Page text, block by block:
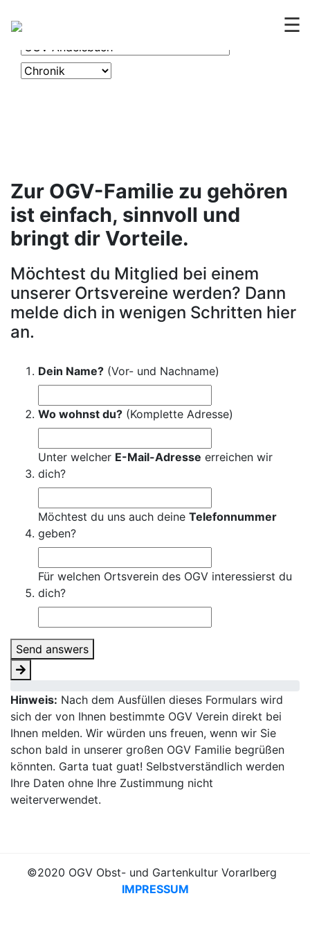
☰
OGV
Zur OGV-Familie zu gehören
ist einfach, sinnvoll und
bringt dir Vorteile.
Möchtest du Mitglied bei einem
unserer Ortsvereine werden? Dann
melde dich in wenigen Schritten hier
an.
Dein Name? (Vor- und Nachname)
Wo wohnst du? (Komplette Adresse)
Unter welcher E-Mail-Adresse erreichen wir
dich?
Möchtest du uns auch deine Telefonnummer
geben?
Für welchen Ortsverein des OGV interessierst du
dich?
Send answers
Hinweis: Nach dem Ausfüllen dieses Formulars wird
sich der von Ihnen bestimmte OGV Verein direkt bei
Ihnen melden. Wir würden uns freuen, wenn wir Sie
schon bald in unserer großen OGV Familie begrüßen
könnten. Garta tuat guat! Selbstverständlich werden
Ihre Daten ohne Ihre Zustimmung nicht
weiterverwendet.
©2020 OGV Obst- und Gartenkultur Vorarlberg
IMPRESSUM